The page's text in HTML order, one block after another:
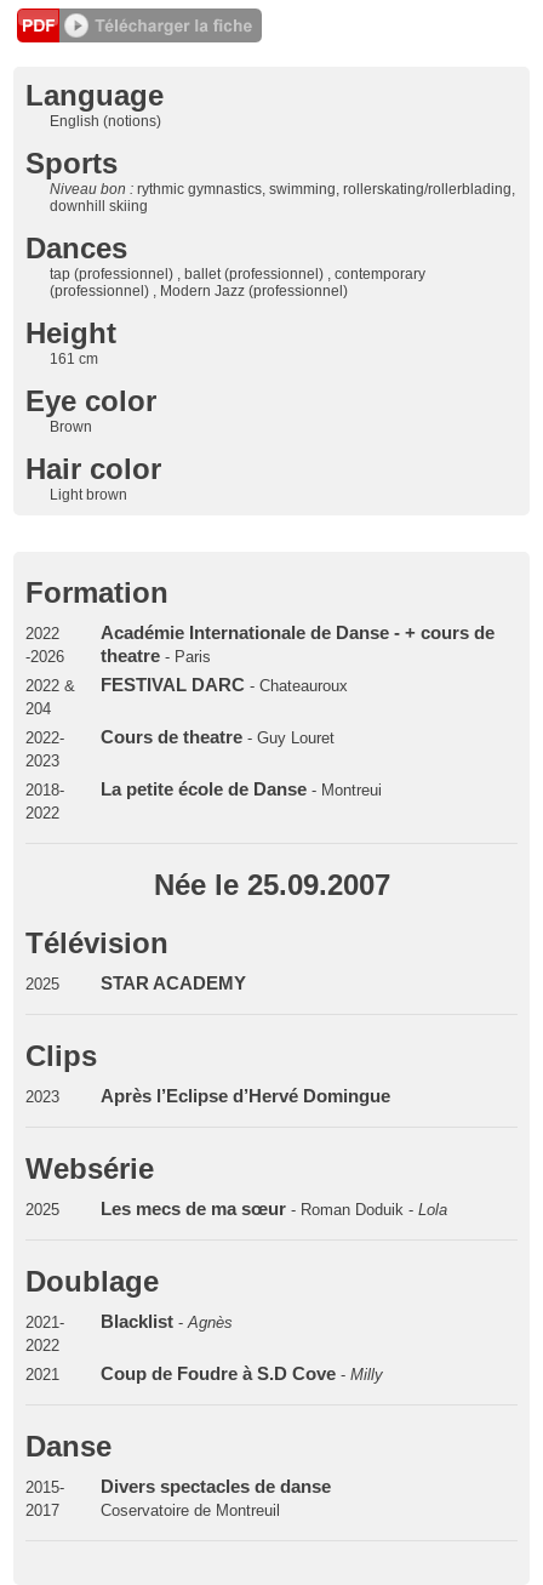
Language
English (notions)
Sports
Niveau bon :rythmic gymnastics, swimming, rollerskating/rollerblading,
downhill skiing
Dances
tap (professionnel) , ballet (professionnel) , contemporary
(professionnel) , Modern Jazz (professionnel)
Height
161 cm
Eye color
Brown
Hair color
Light brown
Formation
2022
-2026
Académie Internationale de Danse - + cours de
theatre- Paris
2022 &
204
FESTIVAL DARC- Chateauroux
2022-
2023
Cours de theatre- Guy Louret
2018-
2022
La petite école de Danse- Montreui
Née le 25.09.2007
Télévision
2025 STAR ACADEMY
Clips
2023 Après l’Eclipse d’Hervé Domingue
Websérie
2025 Les mecs de ma sœur- Roman Doduik - Lola
Doublage
2021-
2022
Blacklist-Agnès
2021 Coup de Foudre à S.D Cove- Milly
Danse
2015-
2017
Divers spectacles de danse
Coservatoire de Montreuil